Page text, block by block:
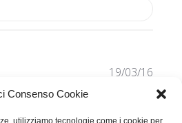
Consenso Cookie
utilizziamo tecnologie come i cookie per
di
19/03/16